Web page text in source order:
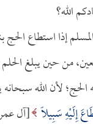
الله؟
إذا استطاع الحج
من حين يبلغ
الحج؛ لأن الله
إِلَيْهِ سَبِيلًا